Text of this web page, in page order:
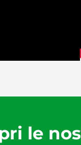
le